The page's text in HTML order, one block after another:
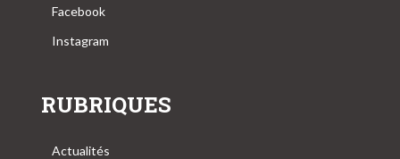
Facebook
Instagram
RUBRIQUES
Actualités